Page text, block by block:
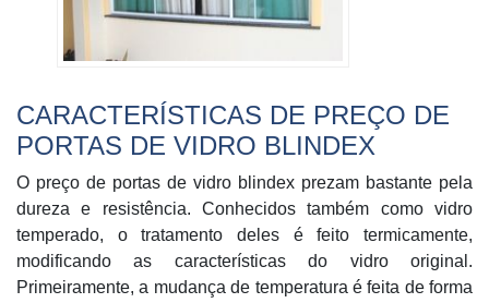
CARACTERÍSTICAS DE PREÇO DE
PORTAS DE VIDRO BLINDEX
O preço de portas de vidro blindex prezam bastante pela
dureza e resistência. Conhecidos também como vidro
temperado, o tratamento deles é feito termicamente,
modificando as características do vidro original.
Primeiramente, a mudança de temperatura é feita de forma